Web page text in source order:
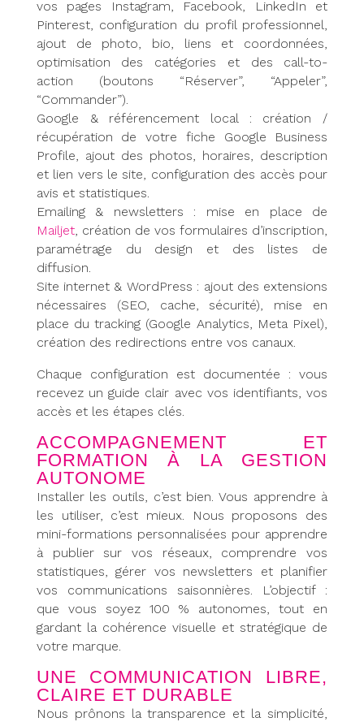
vos pages Instagram, Facebook, LinkedIn et
Pinterest, configuration du profil professionnel,
ajout de photo, bio, liens et coordonnées,
optimisation des catégories et des call-to-
action (boutons “Réserver”, “Appeler”,
“Commander”).
Google & référencement local : création /
récupération de votre fiche Google Business
Profile, ajout des photos, horaires, description
et lien vers le site, configuration des accès pour
avis et statistiques.
Emailing & newsletters : mise en place de
Mailjet, création de vos formulaires d’inscription,
paramétrage du design et des listes de
diffusion.
Site internet & WordPress : ajout des extensions
nécessaires (SEO, cache, sécurité), mise en
place du tracking (Google Analytics, Meta Pixel),
création des redirections entre vos canaux.
Chaque configuration est documentée : vous
recevez un guide clair avec vos identifiants, vos
accès et les étapes clés.
ACCOMPAGNEMENT ET
FORMATION À LA GESTION
AUTONOME
Installer les outils, c’est bien. Vous apprendre à
les utiliser, c’est mieux. Nous proposons des
mini-formations personnalisées pour apprendre
à publier sur vos réseaux, comprendre vos
statistiques, gérer vos newsletters et planifier
vos communications saisonnières. L’objectif :
que vous soyez 100 % autonomes, tout en
gardant la cohérence visuelle et stratégique de
votre marque.
UNE COMMUNICATION LIBRE,
CLAIRE ET DURABLE
Nous prônons la transparence et la simplicité,